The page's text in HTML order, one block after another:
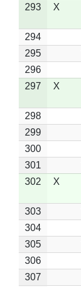
293
X
294
295
296
297
X
298
299
300
301
302
X
303
304
305
306
307